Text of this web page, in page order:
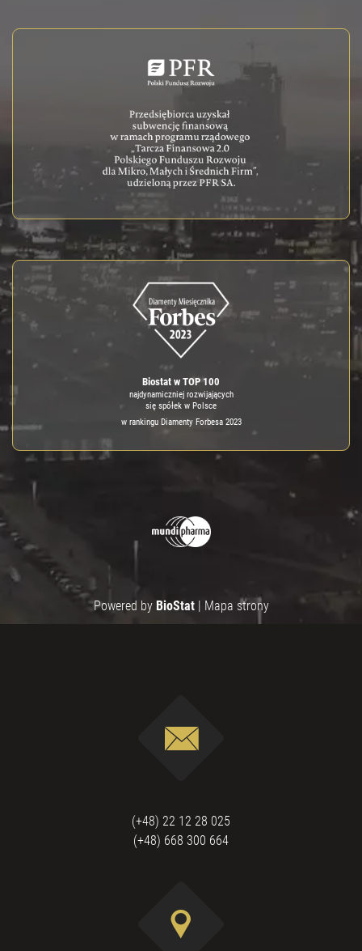
Biostat w TOP 100
najdynamiczniej rozwijających
się spółek w Polsce
w rankingu Diamenty Forbesa 2023
Powered by BioStat| Mapa strony
(+48) 22 12 28 025
(+48) 668 300 664